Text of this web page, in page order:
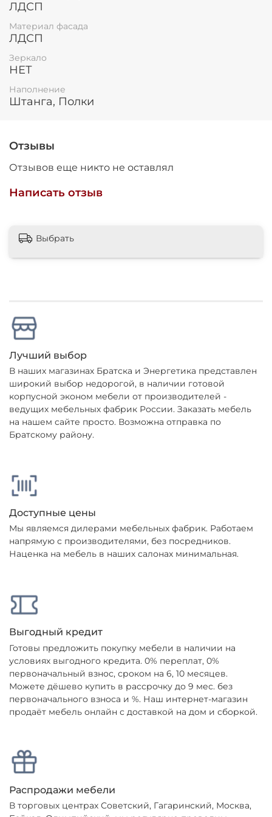
ЛДСП
Материал фасада
ЛДСП
Зеркало
НЕТ
Наполнение
Штанга, Полки
Отзывы
Отзывов еще никто не оставлял
Написать отзыв
Выбрать
Лучший выбор
В наших магазинах Братска и Энергетика представлен
широкий выбор недорогой, в наличии готовой
корпусной эконом мебели от производителей -
ведущих мебельных фабрик России. Заказать мебель
на нашем сайте просто. Возможна отправка по
Братскому району.
Доступные цены
Мы являемся дилерами мебельных фабрик. Работаем
напрямую с производителями, без посредников.
Наценка на мебель в наших салонах минимальная.
Выгодный кредит
Готовы предложить покупку мебели в наличии на
условиях выгодного кредита. 0% переплат, 0%
первоначальный взнос, сроком на 6, 10 месяцев.
Можете дёшево купить в рассрочку до 9 мес. без
первоначального взноса и %. Наш интернет-магазин
продаёт мебель онлайн с доставкой на дом и сборкой.
Распродажи мебели
В торговых центрах Советский, Гагаринский, Москва,